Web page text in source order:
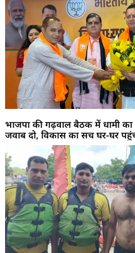
भाजपा की गढ़वाल बैठक में धामी
जवाब दो, विकास का सच घर-घर